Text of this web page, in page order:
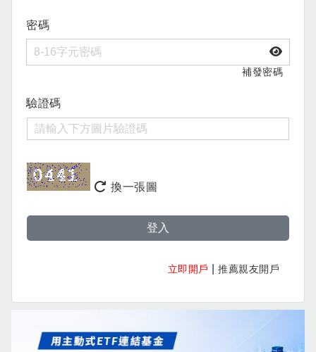
密碼
補發密碼
驗證碼
換一張圖
登入
立即開戶 推薦親友開戶